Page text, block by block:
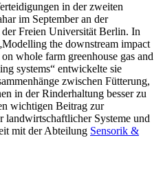
in der zweiten
im September an der
Freien Universität Berlin. In
the downstream impact
whole farm greenhouse gas and
systems“ entwickelte sie
zwischen Fütterung,
in der Rinderhaltung besser zu
wichtigen Beitrag zur
Systeme und
mit der Abteilung Sensorik &